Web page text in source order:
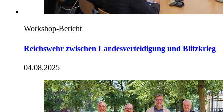
Workshop-Bericht
Reichswehr zwischen Landesverteidigung und Blitzkrieg
04.08.2025